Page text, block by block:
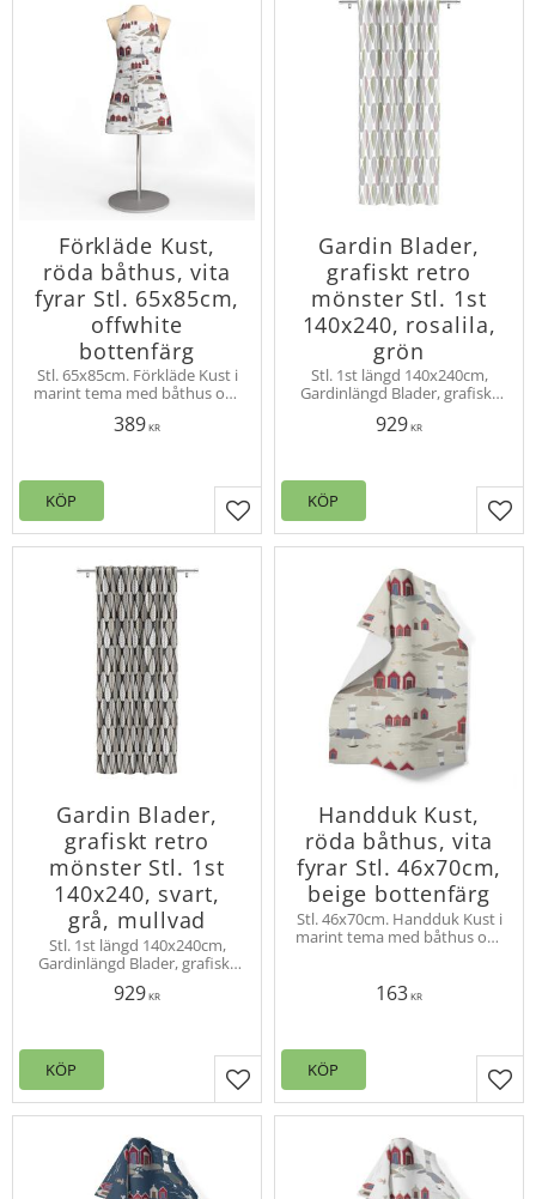
Förkläde Kust,
röda båthus, vita
fyrar Stl. 65x85cm,
offwhite
bottenfärg
Stl. 65x85cm. Förkläde Kust i
marint tema med båthus och
Design Louise Videlyck
389KR
Lägg till i favoriter
KÖP
Gardin Blader,
grafiskt retro
mönster Stl. 1st
140x240, rosalila,
grön
Stl. 1st längd 140x240cm,
Gardinlängd Blader, grafiskt
Design Louise Videlyck.
929KR
KÖP
Gardin Blader,
grafiskt retro
mönster Stl. 1st
140x240, svart,
grå, mullvad
Stl. 1st längd 140x240cm,
Gardinlängd Blader, grafiskt
50-tals mönster i retrostil.
Design Louise Videlyck.
929KR
Lägg till i favoriter
KÖP
Handduk Kust,
röda båthus, vita
fyrar Stl. 46x70cm,
beige bottenfärg
Stl. 46x70cm. Handduk Kust i
marint tema med båthus och
163KR
KÖP